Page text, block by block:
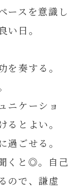
ースを意識し
日。
奏する。
ニケーショ
るとよい。
ごせる。
くと◎。自己
ので、謙虚